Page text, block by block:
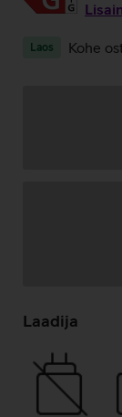
Laos Kohe
laadimine
Laadija